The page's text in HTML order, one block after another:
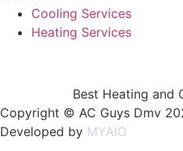
Cooling Services
Heating Services
Best Heating and
Copyright © AC Guys Dmv
Developed by MYAIO